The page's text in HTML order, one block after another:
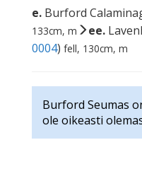
e. Burford
133cm, m
ee.
0004) fell, 130cm, m
Burford Seumas
ole oikeasti